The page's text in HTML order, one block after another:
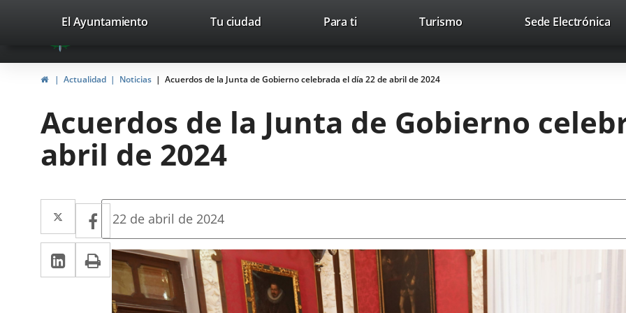
Portal
Web
del
Valladolid
avaTop Trabaja con nosotros Contacto
valladolid.es
El Ayuntamiento Tu ciudad Para ti TurismoEste
abrirá
nueva.
Sede Electrónica
InicioActualidad Noticias Acuerdos de la Junta de Gobierno celebrada el día 22 de abril de 2024
Acuerdos de la Junta de Gobierno
abril de 2024
Twitter
Enlace
a
una
aplicación
externa.
Facebook
Enlace
a
una
aplicación
LinkedIn
Enlace
a
Imprimir
Fecha
la
noticia
22 de abril de 2024